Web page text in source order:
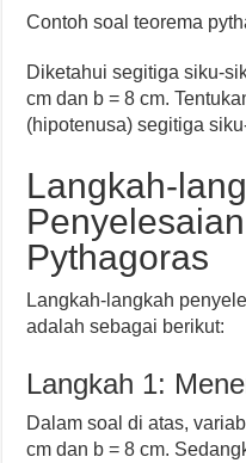
Contoh soal teorema
Diketahui segitiga siku-
cm dan b = 8 cm.
(hipotenusa) segitiga
Langkah-
Pythagoras
Langkah-langkah
adalah sebagai berikut:
Langkah 1:
Dalam soal di atas,
cm dan b = 8 cm.